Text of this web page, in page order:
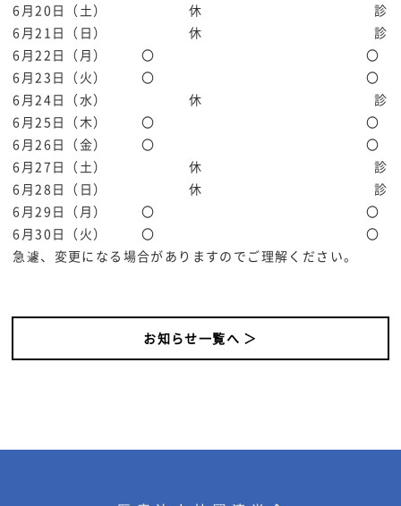
6月20日（土）
休
診
6月21日（日）
休
診
6月22日（月）
〇
〇
6月23日（火）
〇
〇
6月24日（水）
休
診
6月25日（木）
〇
〇
6月26日（金）
〇
〇
6月27日（土）
休
診
6月28日（日）
休
診
6月29日（月）
〇
〇
6月30日（火）
〇
〇
急遽、変更になる場合がありますのでご理解ください。
お知らせ一覧へ ＞